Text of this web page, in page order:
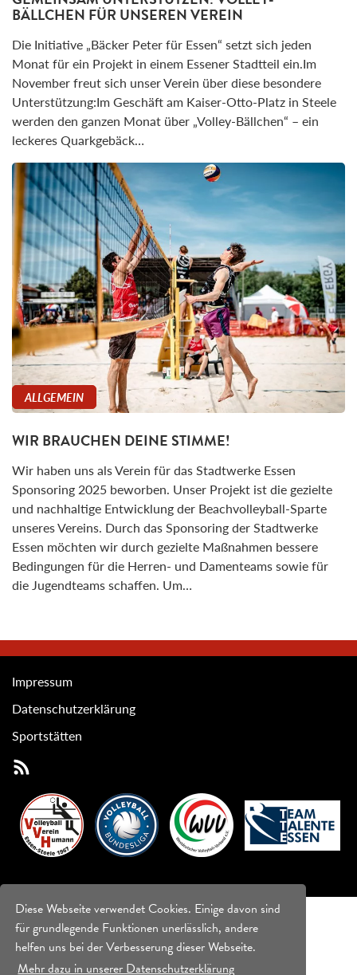
Diese Webseite verwendet Cookies. Einige davon sind
für grundlegende Funktionen unerlässlich, andere
helfen uns bei der Verbesserung dieser Webseite.
Mehr dazu in unserer Datenschutzerklärung
BÄLLCHEN FÜR UNSEREN VEREIN
Die Initiative „Bäcker Peter für Essen“ setzt sich jeden
Monat für ein Projekt in einem Essener Stadtteil ein.Im
November freut sich unser Verein über diese besondere
Unterstützung:Im Geschäft am Kaiser-Otto-Platz in Steele
werden den ganzen Monat über „Volley-Bällchen“ – ein
leckeres Quarkgebäck…
ALLGEMEIN
WIR BRAUCHEN DEINE STIMME!
Wir haben uns als Verein für das Stadtwerke Essen
Sponsoring 2025 beworben. Unser Projekt ist die gezielte
und nachhaltige Entwicklung der Beachvolleyball-Sparte
unseres Vereins. Durch das Sponsoring der Stadtwerke
Essen möchten wir durch gezielte Maßnahmen bessere
Bedingungen für die Herren- und Damenteams sowie für
die Jugendteams schaffen. Um…
Impressum
Datenschutzerklärung
Sportstätten